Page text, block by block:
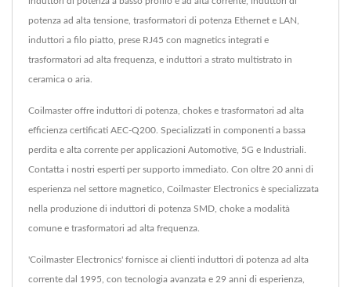
potenza ad alta tensione, trasformatori di potenza Ethernet e LAN,
induttori a filo piatto, prese RJ45 con magnetics integrati e
trasformatori ad alta frequenza, e induttori a strato multistrato in
ceramica o aria.
Coilmaster offre induttori di potenza, chokes e trasformatori ad alta
efficienza certificati AEC-Q200. Specializzati in componenti a bassa
perdita e alta corrente per applicazioni Automotive, 5G e Industriali.
Contatta i nostri esperti per supporto immediato. Con oltre 20 anni di
esperienza nel settore magnetico, Coilmaster Electronics è specializzata
nella produzione di induttori di potenza SMD, choke a modalità
comune e trasformatori ad alta frequenza.
'Coilmaster Electronics' fornisce ai clienti induttori di potenza ad alta
corrente dal 1995, con tecnologia avanzata e 29 anni di esperienza,